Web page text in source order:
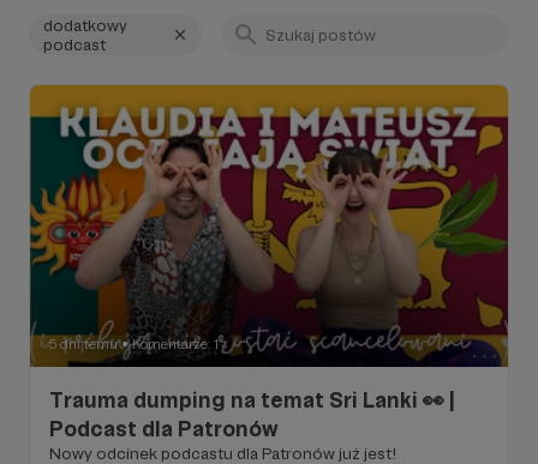
dodatkowy
podcast
5 dni temu ● Komentarze: 1
Trauma dumping na temat Sri Lanki 👀 |
Podcast dla Patronów
Nowy odcinek podcastu dla Patronów już jest!